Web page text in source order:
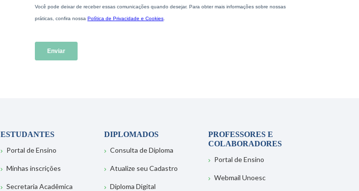
ESTUDANTES
Portal de Ensino
Minhas inscrições
Secretaria Acadêmica
DIPLOMADOS
Consulta de Diploma
Atualize seu Cadastro
Diploma Digital
PROFESSORES E
COLABORADORES
Portal de Ensino
Webmail Unoesc